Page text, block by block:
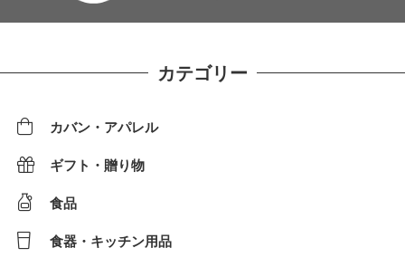
カテゴリー
カバン・アパレル
ギフト・贈り物
食品
食器・キッチン用品